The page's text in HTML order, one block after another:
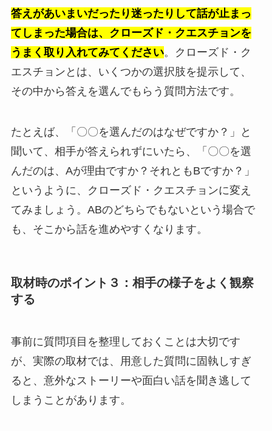
答えがあいまいだったり迷ったりして話が止まっ
てしまった場合は、クローズド・クエスチョンを
うまく取り入れてみてください。クローズド・ク
エスチョンとは、いくつかの選択肢を提示して、
その中から答えを選んでもらう質問方法です。
たとえば、「〇〇を選んだのはなぜですか？」と
聞いて、相手が答えられずにいたら、「〇〇を選
んだのは、Aが理由ですか？それともBですか？」
というように、クローズド・クエスチョンに変え
てみましょう。ABのどちらでもないという場合で
も、そこから話を進めやすくなります。
取材時のポイント３：相手の様子をよく観察
する
事前に質問項目を整理しておくことは大切です
が、実際の取材では、用意した質問に固執しすぎ
ると、意外なストーリーや面白い話を聞き逃して
しまうことがあります。